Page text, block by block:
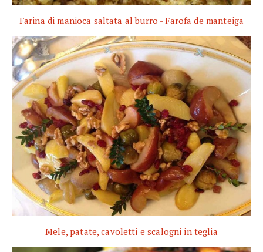
Farina di manioca saltata al burro - Farofa de manteiga
Mele, patate, cavoletti e scalogni in teglia